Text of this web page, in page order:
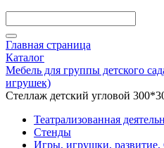
Главная страница
Каталог
Мебель для группы детского
игрушек)
Стеллаж детский угловой
Театрализованная
Стенды
Игры, игрушки,